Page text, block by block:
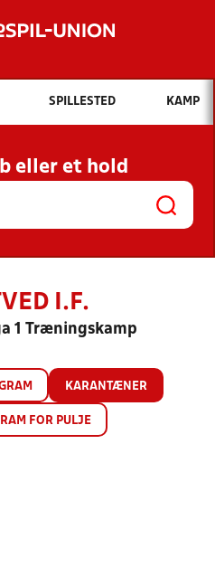
Hvad vil du søge efter?
INDHOLD OG NYHEDER
KLUBBER OG
SPILLESTED KAMP
eller et hold
I.F.
1 Træningskamp
KARANTÆNER
FOR PULJE